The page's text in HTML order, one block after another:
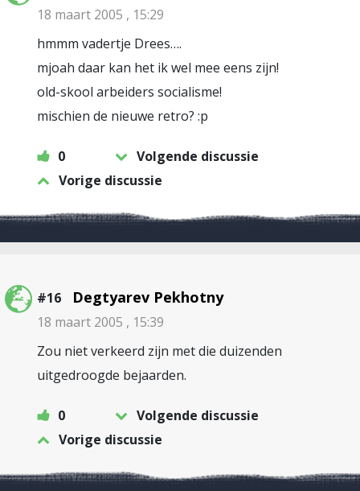
18 maart 2005 , 15:29
hmmm vadertje Drees….
mjoah daar kan het ik wel mee eens zijn!
old-skool arbeiders socialisme!
mischien de nieuwe retro? :p
0
Volgende discussie
Vorige discussie
#16 Degtyarev Pekhotny
18 maart 2005 , 15:39
Zou niet verkeerd zijn met die duizenden
uitgedroogde bejaarden.
0
Volgende discussie
Vorige discussie